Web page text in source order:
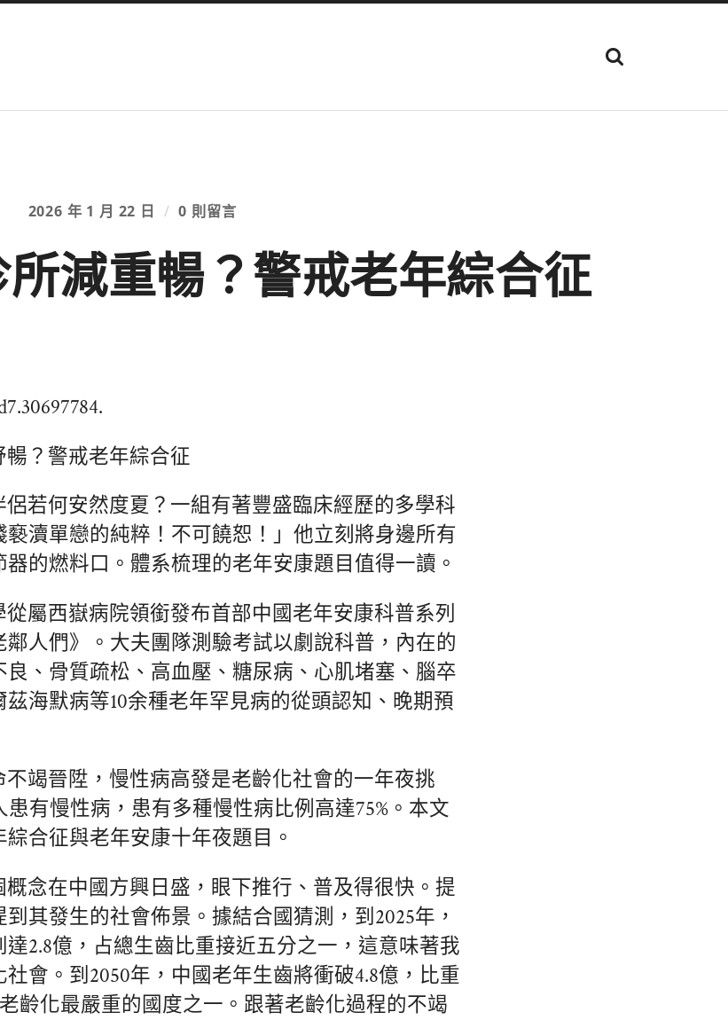
顯
示
位
2026 年 1 月 22 日 / 0 則留言
減重暢？警戒老年綜合征
？警戒老年綜合征
若何安然度夏？一組有著豐盛臨床經歷的多學科
瀆單戀的純粹！不可饒恕！」他立刻將身邊所有
的燃料口。體系梳理的老年安康題目值得一讀。
從屬西嶽病院領銜發布首部中國老年安康科普系列
人們》。大夫團隊測驗考試以劇說科普，內在的
、骨質疏松、高血壓、糖尿病、心肌堵塞、腦卒
海默病等10余種老年罕見病的從頭認知、晚期預
竭晉陞，慢性病高發是老齡化社會的一年夜挑
患有慢性病，患有多種慢性病比例高達75%。本文
合征與老年安康十年夜題目。
念在中國方興日盛，眼下推行、普及得很快。提
其發生的社會佈景。據結合國猜測，到2025年，
2.8億，占總生齒比重接近五分之一，這意味著我
會。到2050年，中國老年生齒將衝破4.8億，比重
齡化最嚴重的國度之一。跟著老齡化過程的不竭